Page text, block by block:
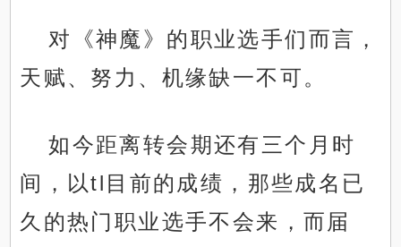
对《神魔》的职业选手们而言，
天赋、努力、机缘缺一不可。
如今距离转会期还有三个月时
间，以tl目前的成绩，那些成名已
久的热门职业选手不会来，而届